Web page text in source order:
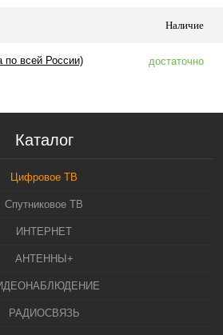
Наличие
всей России) достаточно
Каталог
Цифровое ТВ
Спутниковое ТВ
ИНТЕРНЕТ
АНТЕННЫ+
РАДИОСВЯЗЬ